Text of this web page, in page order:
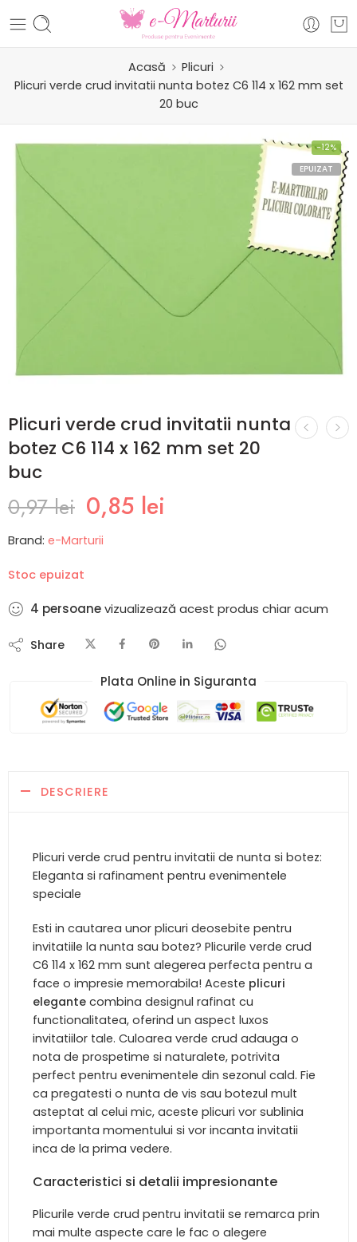
Acasă
Plicuri
Plicuri verde crud invitatii nunta botez C6 114 x 162 mm set
20 buc
-12%
EPUIZAT
Plicuri verde crud invitatii nunta
botez C6 114 x 162 mm set 20
buc
0,97lei 0,85 lei
Brand: e-Marturii
Stoc epuizat
4 persoanevizualizează acest produs chiar acum
Share
Plata Online in Siguranta​
DESCRIERE
Plicuri verde crud pentru invitatii de nunta si botez:
Eleganta si rafinament pentru evenimentele
speciale
Esti in cautarea unor plicuri deosebite pentru
invitatiile la nunta sau botez? Plicurile verde crud
C6 114 x 162 mm sunt alegerea perfecta pentru a
face o impresie memorabila! Aceste plicuri
elegante combina designul rafinat cu
functionalitatea, oferind un aspect luxos
invitatiilor tale. Culoarea verde crud adauga o
nota de prospetime si naturalete, potrivita
perfect pentru evenimentele din sezonul cald. Fie
ca pregatesti o nunta de vis sau botezul mult
asteptat al celui mic, aceste plicuri vor sublinia
importanta momentului si vor incanta invitatii
inca de la prima vedere.
Caracteristici si detalii impresionante
Plicurile verde crud pentru invitatii se remarca prin
mai multe aspecte care le fac o alegere